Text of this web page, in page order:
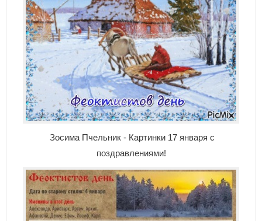
Зосима Пчельник - Картинки 17 января с
поздравлениями!